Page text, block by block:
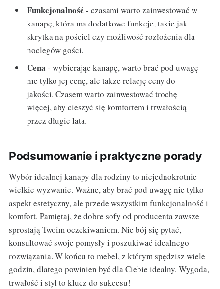
Funkcjonalność - czasami warto zainwestować w
kanapę, która ma dodatkowe funkcje, takie jak
skrytka na pościel czy możliwość rozłożenia dla
noclegów gości.
Cena - wybierając kanapę, warto brać pod uwagę
nie tylko jej cenę, ale także relację ceny do
jakości. Czasem warto zainwestować trochę
więcej, aby cieszyć się komfortem i trwałością
przez długie lata.
Podsumowanie i praktyczne porady
Wybór idealnej kanapy dla rodziny to niejednokrotnie
wielkie wyzwanie. Ważne, aby brać pod uwagę nie tylko
aspekt estetyczny, ale przede wszystkim funkcjonalność i
komfort. Pamiętaj, że dobre sofy od producenta zawsze
sprostają Twoim oczekiwaniom. Nie bój się pytać,
konsultować swoje pomysły i poszukiwać idealnego
rozwiązania. W końcu to mebel, z którym spędzisz wiele
godzin, dlatego powinien być dla Ciebie idealny. Wygoda,
trwałość i styl to klucz do sukcesu!